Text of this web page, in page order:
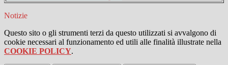
Notizie
Questo sito o gli strumenti terzi da questo utilizzati si avvalgono di
cookie necessari al funzionamento ed utili alle finalità illustrate nella
COOKIE POLICY.